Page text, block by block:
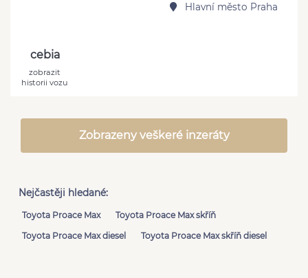
Hlavní město Praha
cebia
zobrazit
historii vozu
Zobrazeny veškeré inzeráty
Nejčastěji hledané:
Toyota Proace Max
Toyota Proace Max skříň
Toyota Proace Max diesel
Toyota Proace Max skříň diesel